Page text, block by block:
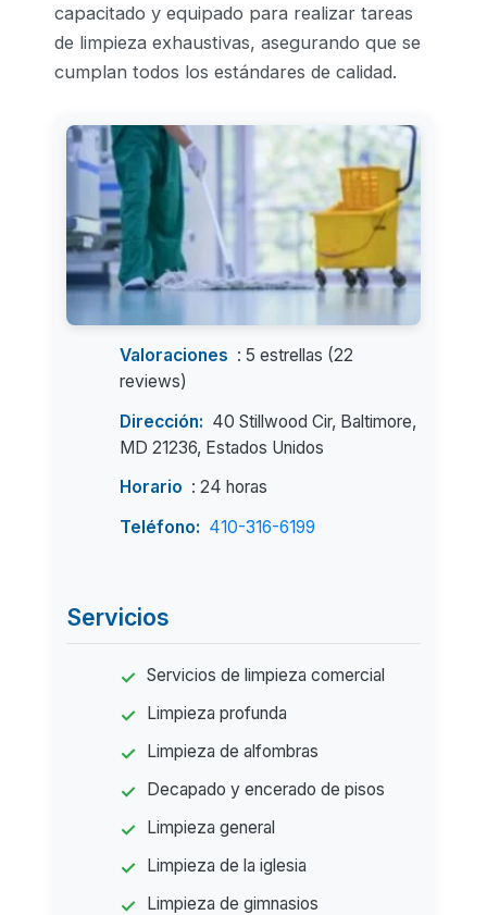
capacitado y equipado para realizar tareas
de limpieza exhaustivas, asegurando que se
cumplan todos los estándares de calidad.
Valoraciones : 5 estrellas (22
reviews)
Dirección: 40 Stillwood Cir, Baltimore,
MD 21236, Estados Unidos
Horario : 24 horas
Teléfono: 410-316-6199
Servicios
Servicios de limpieza comercial
Limpieza profunda
Limpieza de alfombras
Decapado y encerado de pisos
Limpieza general
Limpieza de la iglesia
Limpieza de gimnasios